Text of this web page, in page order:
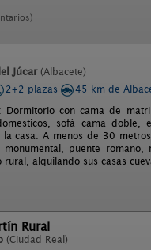
Júcar (Albacete)
2+2 plazas
45 km de
Dormitorio con cama de
sofá cama
la casa: A menos de 30
monumental, puente
alquilando sus casas
Rural
(Ciudad Real)